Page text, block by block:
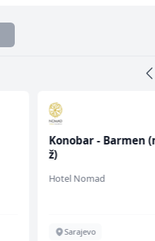
Konobar - Barmen
ž)
Hotel Nomad
Sarajevo